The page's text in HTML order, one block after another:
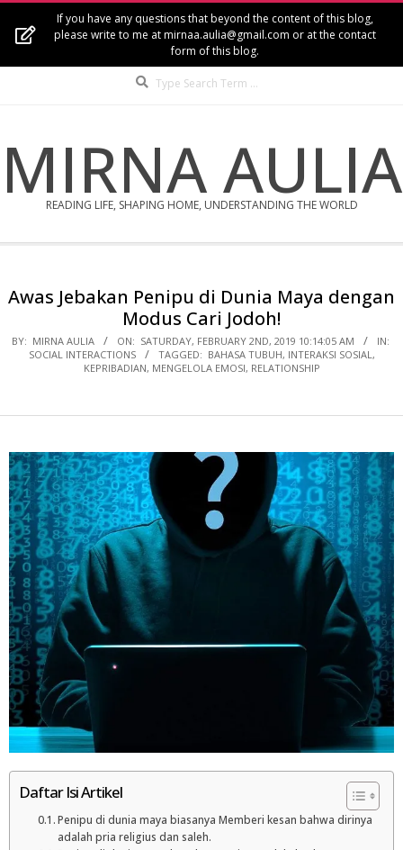
If you have any questions that beyond the content of this blog,
please write to me at mirnaa.aulia@gmail.com or at the contact
form of this blog.
MIRNA AULIA
READING LIFE, SHAPING HOME, UNDERSTANDING THE WORLD
Menu
Awas Jebakan Penipu di Dunia Maya dengan
Modus Cari Jodoh!
BY: MIRNA AULIA ON: SATURDAY, FEBRUARY 2ND, 2019 10:14:05 AM
IN:
SOCIAL INTERACTIONS
TAGGED: BAHASA TUBUH, INTERAKSI SOSIAL,
KEPRIBADIAN, MENGELOLA EMOSI, RELATIONSHIP
Daftar Isi Artikel
Penipu di dunia maya biasanya Memberi kesan bahwa dirinya
adalah pria religius dan saleh.